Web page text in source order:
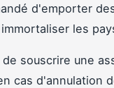
d'emporter
les
souscrire une
cas d'annulation